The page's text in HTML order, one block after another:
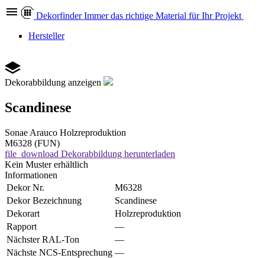
Dekorfinder Immer das richtige Material für Ihr Projekt
Hersteller
Dekorabbildung anzeigen
Scandinese
Sonae Arauco Holzreproduktion
M6328 (FUN)
file_download Dekorabbildung herunterladen
Kein Muster erhältlich
Informationen
Dekor Nr.
M6328
Dekor Bezeichnung
Scandinese
Dekorart
Holzreproduktion
Rapport
—
Nächster RAL-Ton
—
Nächste NCS-Entsprechung —